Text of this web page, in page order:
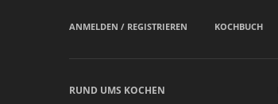
ANMELDEN / REGISTRIEREN KOCHBUCH
RUND UMS KOCHEN